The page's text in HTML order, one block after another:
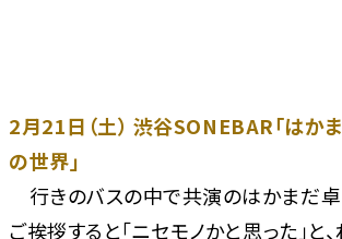
2月21日（土） 渋谷SONEBAR「はか
の世界」
行きのバスの中で共演のはかまだ卓
ご挨拶すると「ニセモノかと思った」と